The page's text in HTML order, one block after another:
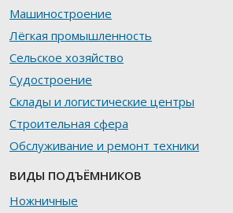
Машиностроение
Лёгкая промышленность
Сельское хозяйство
Судостроение
Склады и логистические центры
Строительная сфера
Обслуживание и ремонт техники
ВИДЫ ПОДЪЁМНИКОВ
Ножничные